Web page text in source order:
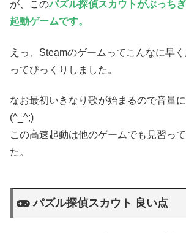
が、このパズル探偵スカウトがぶっち
起動ゲームです。
えっ、Steamのゲームってこんなに早
ってびっくりしました。
なお最初いきなり歌が始まるので音量
(^_^;)
この高速起動は他のゲームでも見習っ
た。
パズル探偵スカウト 良い点